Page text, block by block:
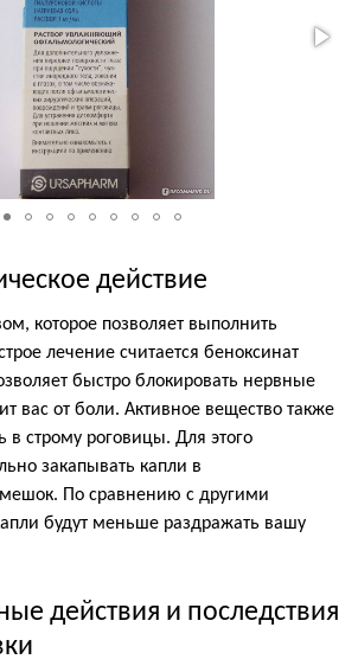
действие
которое позволяет выполнить
лечение считается беноксинат
быстро блокировать нервные
вас от боли. Активное вещество также
в строму роговицы. Для этого
закапывать капли в
По сравнению с другими
будут меньше раздражать вашу
действия и последствия